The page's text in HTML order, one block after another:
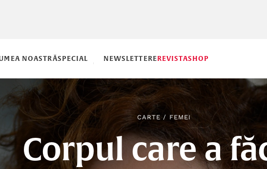
NOASTRĂSPECIAL NEWSLETTEREREVISTASHOP
CARTE / FEMEI
Corpul care a